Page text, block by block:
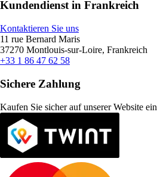
Kundendienst in Frankreich
Kontaktieren Sie uns
11 rue Bernard Maris
37270 Montlouis-sur-Loire, Frankreich
+33 1 86 47 62 58
Sichere Zahlung
Kaufen Sie sicher auf unserer Website ein